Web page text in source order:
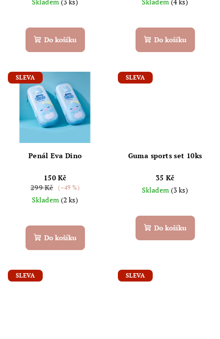
Skladem (3 ks)
hodnocení
produktu
hvězdiček.
Do košíku
Skladem (4 ks)
Do košíku
SLEVA
Penál Eva Dino
150 Kč
299 Kč
(–49 %)
Skladem (2 ks)
Do košíku
SLEVA
Guma sports set 10ks
35 Kč
Skladem (3 ks)
Do košíku
SLEVA SLEVA